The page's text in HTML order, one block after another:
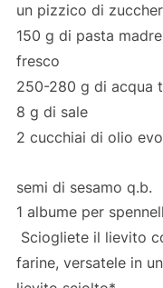
un pizzico di
150 g di pasta
fresco
250-280 g di acqua
8 g di sale
2 cucchiai di olio evo
semi di sesamo q.b.
1 albume per
Sciogliete il lievito
farine, versatele in